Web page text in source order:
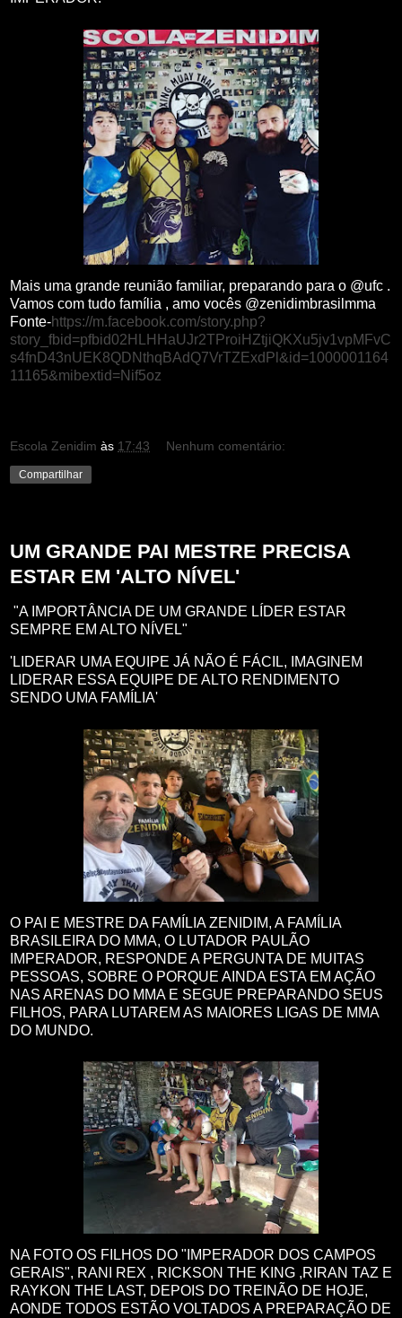
Mais uma grande reunião familiar, preparando para o @ufc .
Vamos com tudo família , amo vocês @zenidimbrasilmma
Fonte-https://m.facebook.com/story.php?
story_fbid=pfbid02HLHHaUJr2TProiHZtjiQKXu5jv1vpMFvC
s4fnD43nUEK8QDNthqBAdQ7VrTZExdPl&id=1000001164
11165&mibextid=Nif5oz
Escola Zenidim às 17:43 Nenhum comentário:
Compartilhar
UM GRANDE PAI MESTRE PRECISA
ESTAR EM 'ALTO NÍVEL'
"A IMPORTÂNCIA DE UM GRANDE LÍDER ESTAR
SEMPRE EM ALTO NÍVEL"
'LIDERAR UMA EQUIPE JÁ NÃO É FÁCIL, IMAGINEM
LIDERAR ESSA EQUIPE DE ALTO RENDIMENTO
SENDO UMA FAMÍLIA'
O PAI E MESTRE DA FAMÍLIA ZENIDIM, A FAMÍLIA
BRASILEIRA DO MMA, O LUTADOR PAULÃO
IMPERADOR, RESPONDE A PERGUNTA DE MUITAS
PESSOAS, SOBRE O PORQUE AINDA ESTA EM AÇÃO
NAS ARENAS DO MMA E SEGUE PREPARANDO SEUS
FILHOS, PARA LUTAREM AS MAIORES LIGAS DE MMA
DO MUNDO.
NA FOTO OS FILHOS DO "IMPERADOR DOS CAMPOS
GERAIS", RANI REX , RICKSON THE KING ,RIRAN TAZ E
RAYKON THE LAST, DEPOIS DO TREINÃO DE HOJE,
AONDE TODOS ESTÃO VOLTADOS A PREPARAÇÃO DE